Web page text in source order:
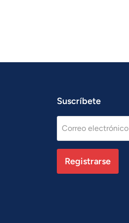
Suscríbete
Correo electrónico
Registrarse